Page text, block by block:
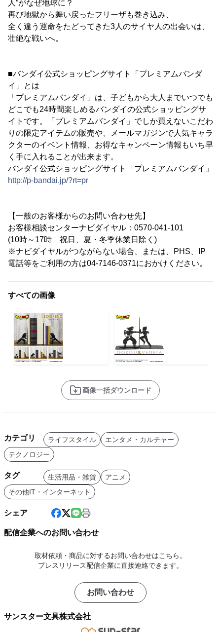
人”がなぜ地球に？
再び地獄から舞い戻ったフリーザも巻き込み、
全く違う運命をたどってきた3人のサイヤ人の出会いは、
壮絶な戦いへ。
■バンダイ公式ショッピングサイト「プレミアムバンダ
イ」とは
「プレミアムバンダイ」は、子どもから大人までいつでも
どこでも24時間楽しめるバンダイの公式ショッピングサ
イトです。「プレミアムバンダイ」でしか買えないこだわ
りの限定アイテムの販売や、メールマガジンで人気キャラ
クターのイベント情報、お得なキャンペーン情報もいち早
く手に入れることが出来ます。
バンダイ公式ショッピングサイト「プレミアムバンダイ」
http://p-bandai.jp/?rt=pr
【一般のお客様からのお問い合わせ先】
お客様相談センターナビダイヤル：0570-041-101
(10時～17時 祝日、夏・冬季休業日除く)
※ナビダイヤルがつながらない場合、または、PHS、IP
電話等をご利用の方は04-7146-0371におかけください。
すべての画像
画像一括ダウンロード
カテゴリ ライフスタイル
エンタメ・カルチャー
テクノロジー
タグ 生活用品・雑貨
アニメ
その他IT・インターネット
シェア
配信企業へのお問い合わせ
取材依頼・商品に対するお問い合わせはこちら。
プレスリリース配信企業に直接連絡できます。
お問い合わせ
サンスター文具株式会社